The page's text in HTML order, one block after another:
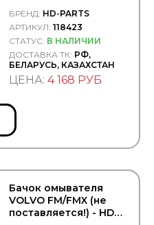
Parts/118423
БРЕНД: HD-PARTS
АРТИКУЛ:118423
СТАТУС: В НАЛИЧИИ
ДОСТАВКА ТК: РФ,
БЕЛАРУСЬ, КАЗАХСТАН
ЦЕНА:4 168 РУБ
Бачок омывателя
VOLVO FM/FMX (не
поставляется!) - HD